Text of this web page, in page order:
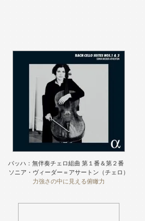
バッハ：無伴奏チェロ組曲 第１番＆第２番
ソニア・ヴィーダー＝アサートン（チェロ）
力強さの中に見える俯瞰力